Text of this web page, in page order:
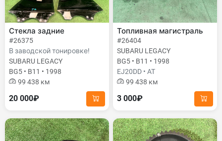
Стекла задние
#26375
В заводской тонировке!
SUBARU LEGACY
BG5 • B11 • 1998
99 438 км
20 000₽
Топливная магистраль
#26404
SUBARU LEGACY
BG5 • B11 • 1998
EJ20DD • AT
99 438 км
3 000₽